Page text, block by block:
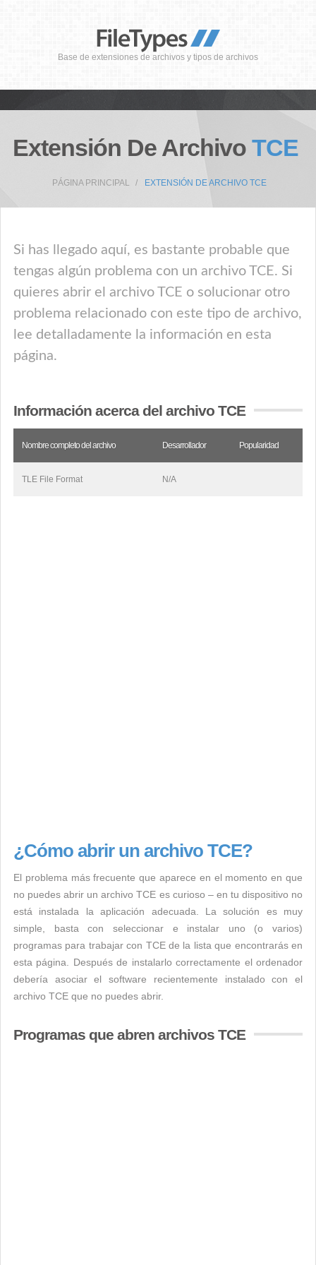
Base de extensiones de archivos y tipos de archivos
Extensión De Archivo TCE
PÁGINA PRINCIPAL EXTENSIÓN DE ARCHIVO TCE
Si has llegado aquí, es bastante probable que
tengas algún problema con un archivo TCE. Si
quieres abrir el archivo TCE o solucionar otro
problema relacionado con este tipo de archivo,
lee detalladamente la información en esta
página.
Información acerca del archivo TCE
Nombre completo del archivo Desarrollador Popularidad
TLE File Format N/A
¿Cómo abrir un archivo TCE?
El problema más frecuente que aparece en el momento en que
no puedes abrir un archivo TCE es curioso – en tu dispositivo no
está instalada la aplicación adecuada. La solución es muy
simple, basta con seleccionar e instalar uno (o varios)
programas para trabajar con TCE de la lista que encontrarás en
esta página. Después de instalarlo correctamente el ordenador
debería asociar el software recientemente instalado con el
archivo TCE que no puedes abrir.
Programas que abren archivos TCE